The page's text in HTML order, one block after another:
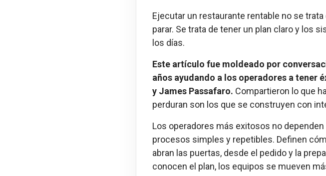
Ejecutar un restaurante rentable no se
parar. Se trata de tener un plan claro y los
los días.
Este artículo fue moldeado por
años ayudando a los operadores a tener
y James Passafaro. Compartieron lo que
perduran son los que se construyen con
Los operadores más exitosos no
procesos simples y repetibles. Definen
abran las puertas, desde el pedido y la
conocen el plan, los equipos se mueven